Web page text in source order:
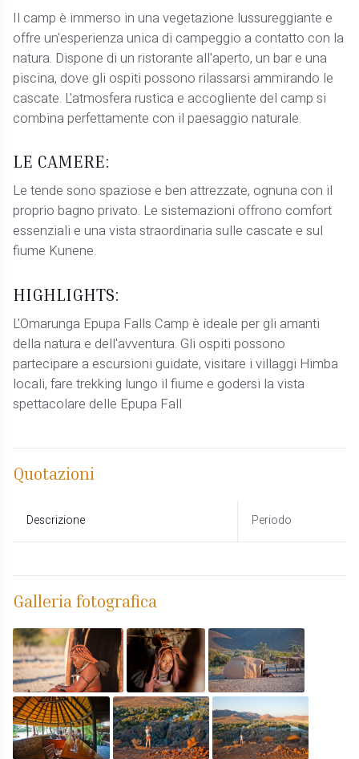
Il camp è immerso in una vegetazione lussureggiante e
offre un'esperienza unica di campeggio a contatto con la
natura. Dispone di un ristorante all'aperto, un bar e una
piscina, dove gli ospiti possono rilassarsi ammirando le
cascate. L'atmosfera rustica e accogliente del camp si
combina perfettamente con il paesaggio naturale.
LE CAMERE:
Le tende sono spaziose e ben attrezzate, ognuna con il
proprio bagno privato. Le sistemazioni offrono comfort
essenziali e una vista straordinaria sulle cascate e sul
fiume Kunene.
HIGHLIGHTS:
L'Omarunga Epupa Falls Camp è ideale per gli amanti
della natura e dell'avventura. Gli ospiti possono
partecipare a escursioni guidate, visitare i villaggi Himba
locali, fare trekking lungo il fiume e godersi la vista
spettacolare delle Epupa Fall
Quotazioni
Descrizione Periodo
Galleria fotografica